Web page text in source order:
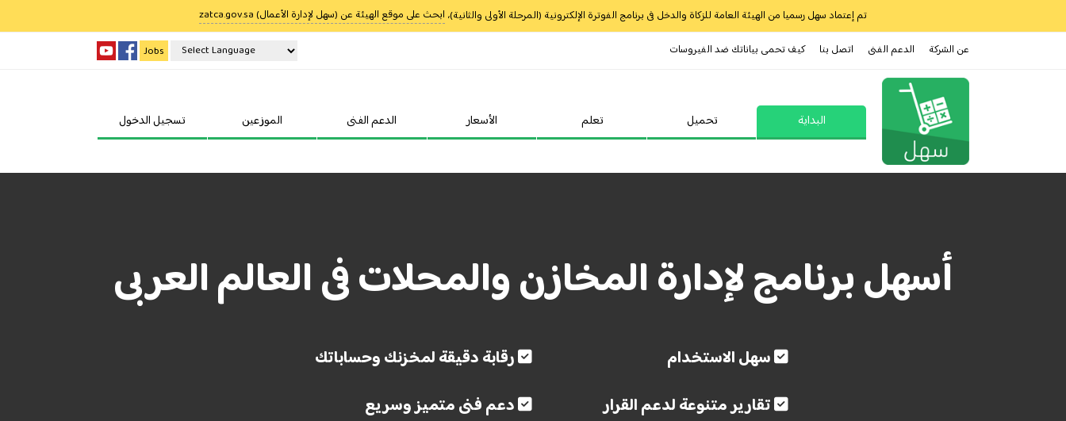
تم إعتماد سهل رسميا من الهيئة العامة للزكاة والدخل فى برنامج الفوترة الإلكترونية (المرحلة الأولى والثانية)، ابحث على موقع الهيئة عن (سهل لإدارة الأعمال) zatca.gov.sa
عن الشركة
الدعم الفنى اتصل بنا
كيف تحمى بياناتك ضد الفيروسات
Jobs
البداية تحميل تعلم الأسعار الدعم الفنى الموزعين تسجيل الدخول
أسهل برنامج لإدارة المخازن والمحلات فى العالم العربى
سهل الاستخدام
رقابة دقيقة لمخزنك وحساباتك
تقارير متنوعة لدعم القرار
دعم فنى متميز وسريع